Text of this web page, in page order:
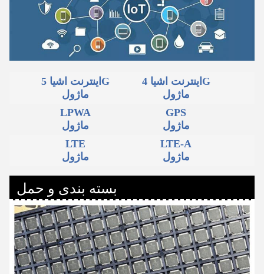
اینترنت اشیا 5G
ماژول
اینترنت اشیا 4G
ماژول
LPWA
ماژول
GPS
ماژول
LTE
ماژول
LTE-A
ماژول
بسته بندی و حمل